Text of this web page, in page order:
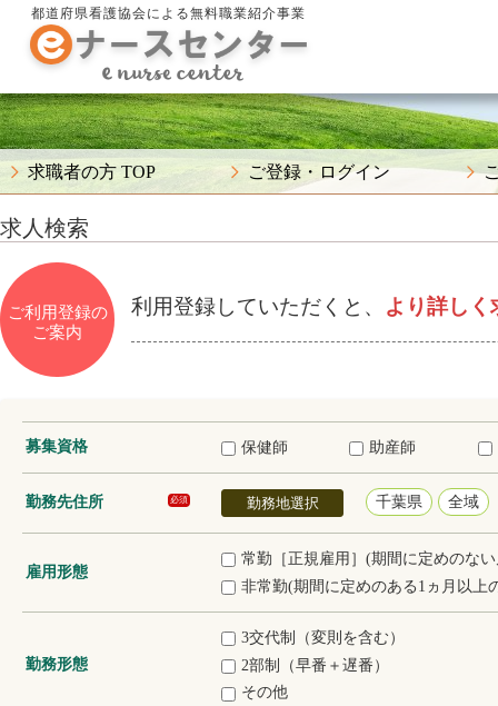
都道府県看護協会による無料職業紹介事業
求職者の方 TOP ご登録・ログイン
求人検索
ご利用登録の
ご案内
利用登録していただくと、 より詳しく
募集資格 保健師 助産師
勤務先住所 必須 勤務地選択 千葉県 全域
雇用形態
常勤［正規雇用］(期間に定めのな
非常勤(期間に定めのある1ヵ月以上
勤務形態
3交代制（変則を含む）
2部制（早番＋遅番）
その他